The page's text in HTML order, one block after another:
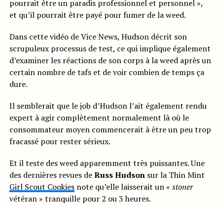
pourrait être un paradis professionnel et personnel »,
et qu’il pourrait être payé pour fumer de la weed.
Dans cette vidéo de Vice News, Hudson décrit son
scrupuleux processus de test, ce qui implique également
d’examiner les réactions de son corps à la weed après un
certain nombre de tafs et de voir combien de temps ça
dure.
Il semblerait que le job d’Hudson l’ait également rendu
expert à agir complètement normalement là où le
consommateur moyen commencerait à être un peu trop
fracassé pour rester sérieux.
Et il teste des weed apparemment très puissantes. Une
des dernières revues deRuss Hudsonsur la Thin Mint
Girl Scout Cookiesnote qu’elle laisserait un « stoner
vétéran » tranquille pour 2 ou 3 heures.